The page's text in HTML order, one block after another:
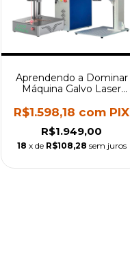
Aprendendo a Dominar
Máquina Galvo Laser
Treinamento para
Iniciantes
R$1.598,18 com PIX
R$1.949,00
18 x de R$108,28 sem juros